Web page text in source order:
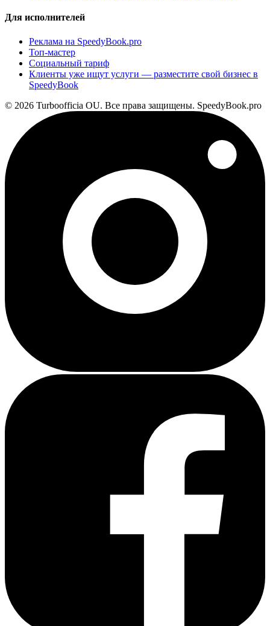
Для исполнителей
Реклама на SpeedyBook.pro
Топ-мастер
Социальный тариф
Клиенты уже ищут услуги — разместите свой бизнес в
SpeedyBook
© 2026 Turboofficia OU. Все права защищены. SpeedyBook.pro